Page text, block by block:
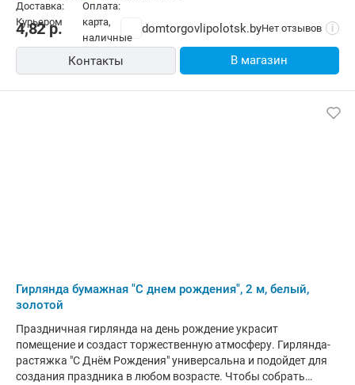
4,82р. domtorgovlipolotsk.byНет отзывов i
Контакты В магазин
Гирлянда бумажная "С днем рождения", 2 м, белый,
золотой
Праздничная гирлянда на день рождение украсит
помещение и создаст торжественную атмосферу. Гирлянда-
растяжка "С Днём Рождения" универсальна и подойдет для
создания праздника в любом возрасте. Чтобы собрать